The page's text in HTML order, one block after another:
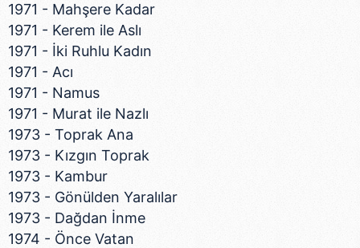
1971 - Mahşere Kadar
1971 - Kerem ile Aslı
1971 - İki Ruhlu Kadın
1971 - Acı
1971 - Namus
1971 - Murat ile Nazlı
1973 - Toprak Ana
1973 - Kızgın Toprak
1973 - Kambur
1973 - Gönülden Yaralılar
1973 - Dağdan İnme
1974 - Önce Vatan